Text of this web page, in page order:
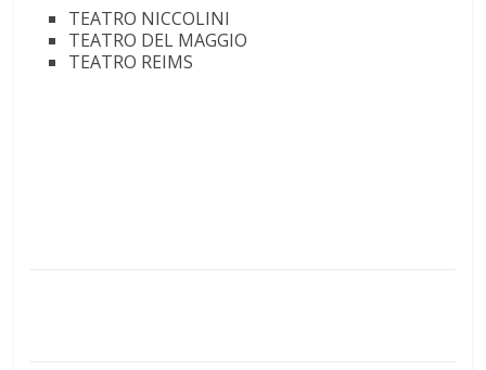
TEATRO NICCOLINI
TEATRO DEL MAGGIO
TEATRO REIMS